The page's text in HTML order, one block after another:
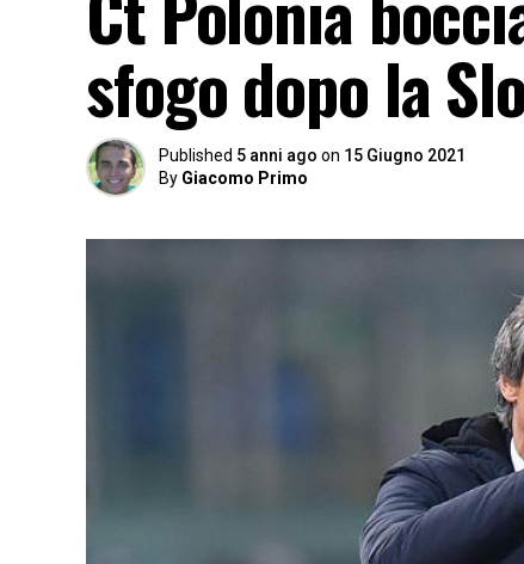
sfogo dopo la
Published 5 anni ago on 15 Giugno 2021
By Giacomo Primo